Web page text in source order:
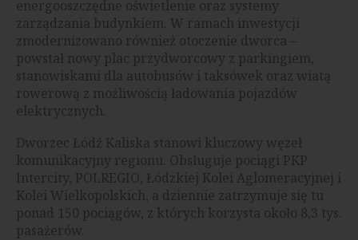
energooszczędne oświetlenie oraz systemy
zarządzania budynkiem. W ramach inwestycji
zmodernizowano również otoczenie dworca –
powstał nowy plac przydworcowy z parkingiem,
stanowiskami dla autobusów i taksówek oraz wiatą
rowerową z możliwością ładowania pojazdów
elektrycznych.
Dworzec Łódź Kaliska stanowi kluczowy węzeł
komunikacyjny regionu. Obsługuje pociągi PKP
Intercity, POLREGIO, Łódzkiej Kolei Aglomeracyjnej i
Kolei Wielkopolskich, a dziennie zatrzymuje się tu
ponad 150 pociągów, z których korzysta około 8,3 tys.
pasażerów.